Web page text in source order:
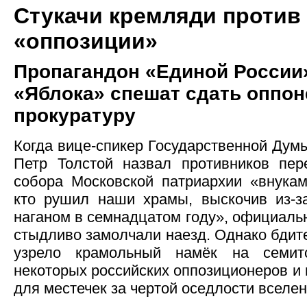
Стукачи кремляди
«оппозиции»
Пропагандон «Единой
«Яблока» спешат сдать
прокуратуру
Когда вице-спикер Государственной
Петр Толстой назвал противников
собора Московской патриархии
кто рушил наши храмы, выскочив из-
наганом в семнадцатом году»,
стыдливо замолчали наезд. Однако
узрело крамольный намёк на
некоторых российских оппозиционеров
для местечек за чертой оседлости